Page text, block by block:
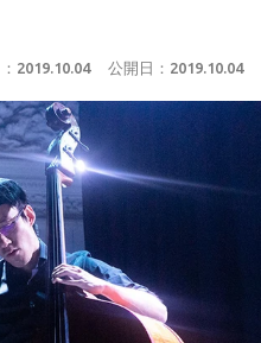
2019.10.04 公開日： 2019.10.04